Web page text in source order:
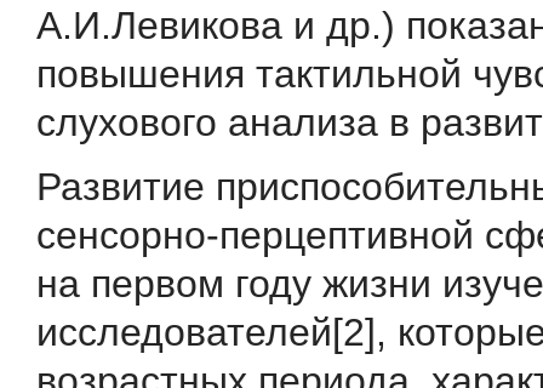
А.И.Левикова и др.)
повышения тактильной
слухового анализа в
Развитие
сенсорно-перцептивной
на первом году жизни
исследователей[2],